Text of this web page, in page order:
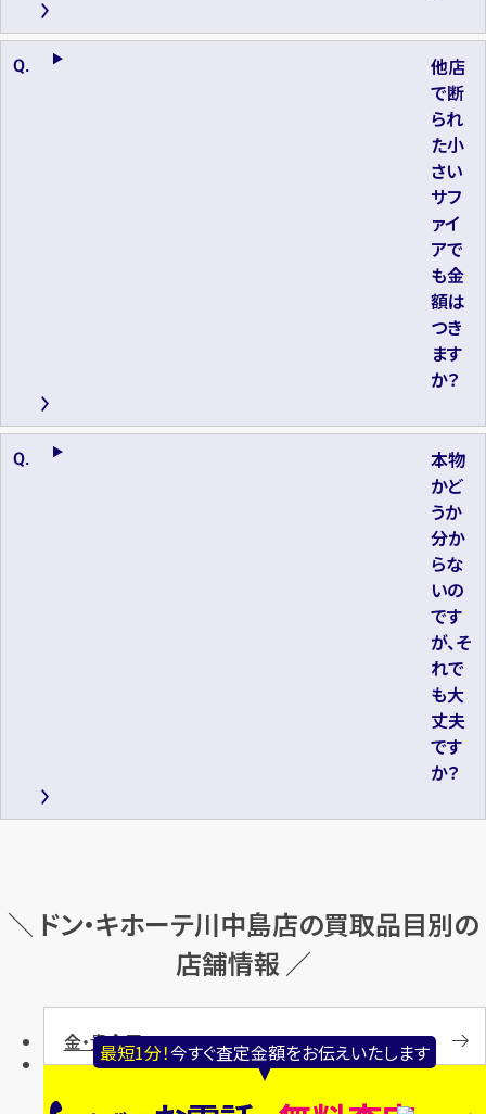
最短1分！今すぐ査定金額をお伝えいたします
他店
で断
られ
た小
さい
サフ
ァイ
アで
も金
額は
つき
ます
か？
本物
かど
うか
分か
らな
いの
です
が、そ
れで
も大
丈夫
です
か？
＼ ドン・キホーテ川中島店の買取品目別の
店舗情報 ／
金・貴金属